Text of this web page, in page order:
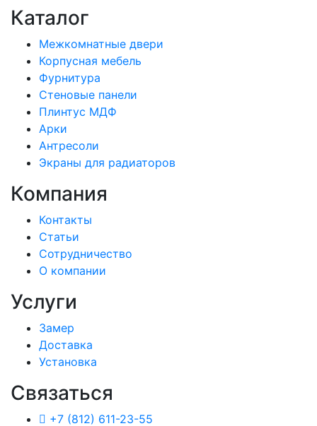
Каталог
Межкомнатные двери
Корпусная мебель
Фурнитура
Стеновые панели
Плинтус МДФ
Арки
Антресоли
Экраны для радиаторов
Компания
Контакты
Статьи
Сотрудничество
О компании
Услуги
Замер
Доставка
Установка
Связаться
+7 (812) 611-23-55